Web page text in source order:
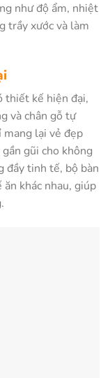
như độ ẩm, nhiệt
trầy xước và làm
thiết kế hiện đại,
và chân gỗ tự
lại vẻ đẹp
gũi cho không
đầy tinh tế, bộ bàn
khác nhau, giúp